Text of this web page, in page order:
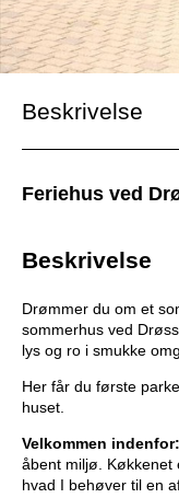
Beskrivelse
Feriehus ved
Beskrivelse
Drømmer du om et
sommerhus ved
lys og ro i smukke
Her får du første
huset.
Velkommen indenfor:
åbent miljø. Køkkenet
hvad I behøver til en